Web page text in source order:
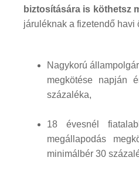
biztosítására is köthetsz
járuléknak a fizetendő havi
Nagykorú
megkötése napján
százaléka,
18 évesnél
megállapodás
minimálbér 30